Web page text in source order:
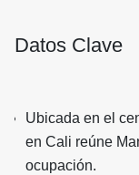
Datos Clave
Ubicada en el
en Cali reúne
ocupación.